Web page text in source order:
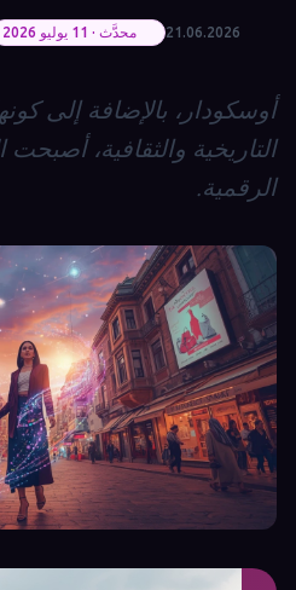
21.06.2026 محدَّث · 11 يوليو 2026
أوسكودار، بالإضافة إلى
التاريخية والثقافية، أصبحت
الرقمية.